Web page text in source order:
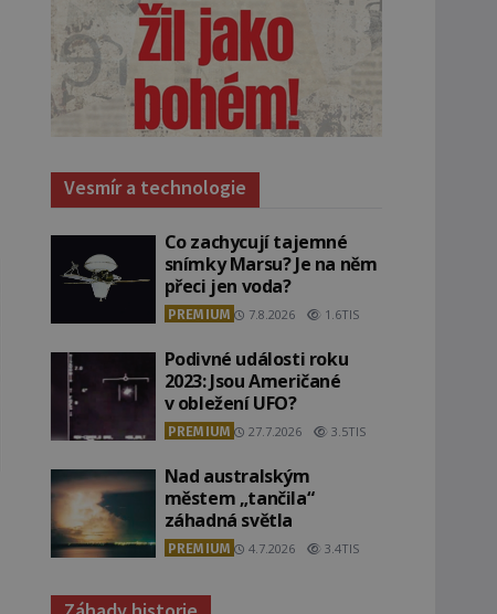
Vesmír a technologie
Co zachycují tajemné
snímky Marsu? Je na něm
přeci jen voda?
PREMIUM 7.8.2026 1.6TIS
Podivné události roku
2023: Jsou Američané
v obležení UFO?
PREMIUM 27.7.2026 3.5TIS
Nad australským
městem „tančila“
záhadná světla
PREMIUM 4.7.2026 3.4TIS